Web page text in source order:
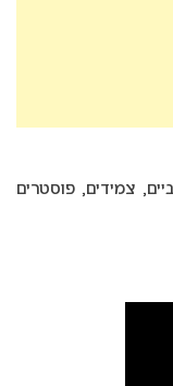
צמידים, פוסטרים